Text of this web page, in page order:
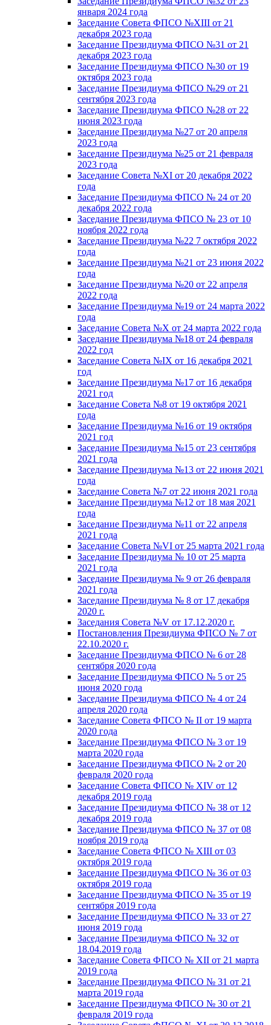
января 2024 года
Заседание Совета ФПСО №XIII от 21
декабря 2023 года
Заседание Президиума ФПСО №31 от 21
декабря 2023 года
Заседание Президиума ФПСО №30 от 19
октября 2023 года
Заседание Президиума ФПСО №29 от 21
сентября 2023 года
Заседание Президиума ФПСО №28 от 22
июня 2023 года
Заседание Президиума №27 от 20 апреля
2023 года
Заседание Президиума №25 от 21 февраля
2023 года
Заседание Совета №XI от 20 декабря 2022
года
Заседание Президиума ФПСО № 24 от 20
декабря 2022 года
Заседание Президиума ФПСО № 23 от 10
ноября 2022 года
Заседание Президиума №22 7 октября 2022
года
Заседание Президиума №21 от 23 июня 2022
года
Заседание Президиума №20 от 22 апреля
2022 года
Заседание Президиума №19 от 24 марта 2022
года
Заседание Совета №X от 24 марта 2022 года
Заседание Президиума №18 от 24 февраля
2022 год
Заседание Совета №IX от 16 декабря 2021
год
Заседание Президиума №17 от 16 декабря
2021 год
Заседание Совета №8 от 19 октября 2021
года
Заседание Президиума №16 от 19 октября
2021 год
Заседание Президиума №15 от 23 сентября
2021 года
Заседание Президиума №13 от 22 июня 2021
года
Заседание Совета №7 от 22 июня 2021 года
Заседание Президиума №12 от 18 мая 2021
года
Заседание Президиума №11 от 22 апреля
2021 года
Заседание Совета №VI от 25 марта 2021 года
Заседание Президиума № 10 от 25 марта
2021 года
Заседание Президиума № 9 от 26 февраля
2021 года
Заседание Президиума № 8 от 17 декабря
2020 г.
Заседания Совета №V от 17.12.2020 г.
Постановления Президиума ФПСО № 7 от
22.10.2020 г.
Заседание Президиума ФПСО № 6 от 28
сентября 2020 года
Заседание Президиума ФПСО № 5 от 25
июня 2020 года
Заседание Президиума ФПСО № 4 от 24
апреля 2020 года
Заседание Совета ФПСО № II от 19 марта
2020 года
Заседание Президиума ФПСО № 3 от 19
марта 2020 года
Заседание Президиума ФПСО № 2 от 20
февраля 2020 года
Заседание Совета ФПСО № XIV от 12
декабря 2019 года
Заседание Президиума ФПСО № 38 от 12
декабря 2019 года
Заседание Президиума ФПСО № 37 от 08
ноября 2019 года
Заседание Совета ФПСО № XIII от 03
октября 2019 года
Заседание Президиума ФПСО № 36 от 03
октября 2019 года
Заседание Президиума ФПСО № 35 от 19
сентября 2019 года
Заседание Президиума ФПСО № 33 от 27
июня 2019 года
Заседание Президиума ФПСО № 32 от
18.04.2019 года
Заседание Совета ФПСО № XII от 21 марта
2019 года
Заседание Президиума ФПСО № 31 от 21
марта 2019 года
Заседание Президиума ФПСО № 30 от 21
февраля 2019 года